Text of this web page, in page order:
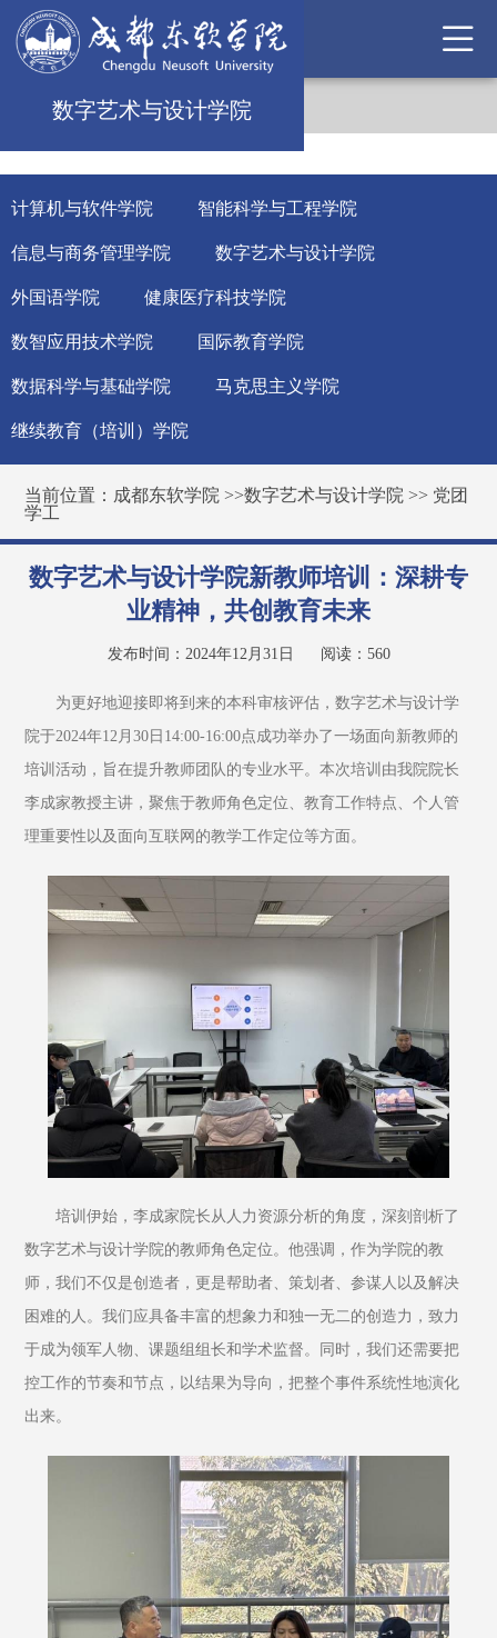
数字艺术与设计学院
计算机与软件学院 智能科学与工程学院
信息与商务管理学院 数字艺术与设计学院
外国语学院 健康医疗科技学院
数智应用技术学院 国际教育学院
数据科学与基础学院 马克思主义学院
继续教育（培训）学院
当前位置： 成都东软学院 >>数字艺术与设计学院 >> 党团
学工
数字艺术与设计学院新教师培训：深耕专
业精神，共创教育未来
发布时间：2024年12月31日 阅读： 560
为更好地迎接即将到来的本科审核评估，数字艺术与设计学
院于2024年12月30日14:00-16:00点成功举办了一场面向新教师的
培训活动，旨在提升教师团队的专业水平。本次培训由我院院长
李成家教授主讲，聚焦于教师角色定位、教育工作特点、个人管
理重要性以及面向互联网的教学工作定位等方面。
培训伊始，李成家院长从人力资源分析的角度，深刻剖析了
数字艺术与设计学院的教师角色定位。他强调，作为学院的教
师，我们不仅是创造者，更是帮助者、策划者、参谋人以及解决
困难的人。我们应具备丰富的想象力和独一无二的创造力，致力
于成为领军人物、课题组组长和学术监督。同时，我们还需要把
控工作的节奏和节点，以结果为导向，把整个事件系统性地演化
出来。